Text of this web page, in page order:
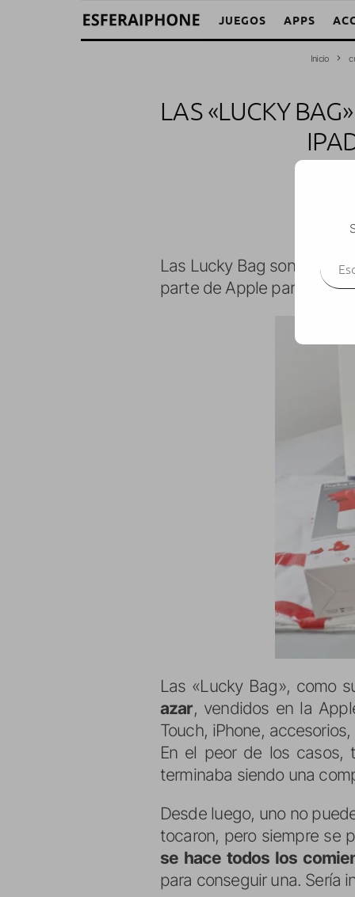
JUEGOS APPS
Inicio
LAS «LUCKY
Las Lucky Bag son una
parte de Apple para
Las «Lucky Bag», como
azar, vendidos en la
Touch, iPhone,
En el peor de los casos,
terminaba siendo una
Desde luego, uno no
tocaron, pero siempre se
se hace todos los
para conseguir una. Sería